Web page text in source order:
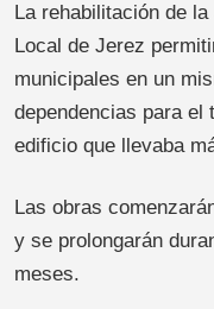
La rehabilitación de
Local de Jerez
municipales en un
dependencias para el
edificio que llevaba
Las obras
y se prolongarán
meses.